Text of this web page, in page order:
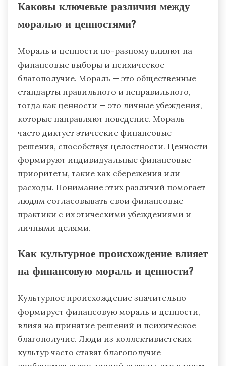
Каковы ключевые различия между
моралью и ценностями?
Мораль и ценности по-разному влияют на
финансовые выборы и психическое
благополучие. Мораль — это общественные
стандарты правильного и неправильного,
тогда как ценности — это личные убеждения,
которые направляют поведение. Мораль
часто диктует этические финансовые
решения, способствуя целостности. Ценности
формируют индивидуальные финансовые
приоритеты, такие как сбережения или
расходы. Понимание этих различий помогает
людям согласовывать свои финансовые
практики с их этическими убеждениями и
личными целями.
Как культурное происхождение влияет
на финансовую мораль и ценности?
Культурное происхождение значительно
формирует финансовую мораль и ценности,
влияя на принятие решений и психическое
благополучие. Люди из коллективистских
культур часто ставят благополучие